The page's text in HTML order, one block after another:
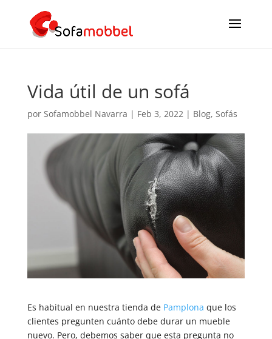
Vida útil de un sofá
por Sofamobbel Navarra | Feb 3, 2022| Blog, Sofás
Es habitual en nuestra tienda de Pamplona que los
clientes pregunten cuánto debe durar un mueble
nuevo. Pero, debemos saber que esta pregunta no